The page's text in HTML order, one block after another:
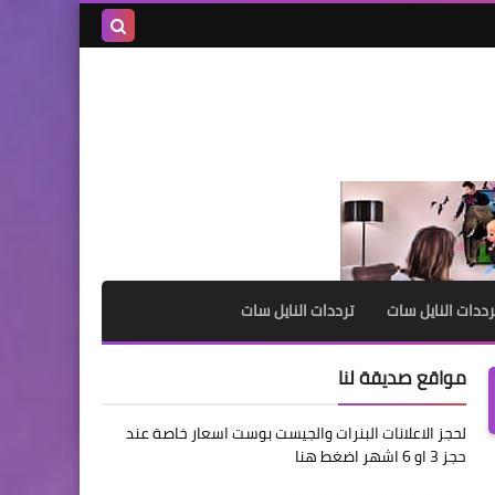
النايل سات ترددات النايل سات
مواقع صديقة لنا
لحجز الاعلانات البنرات والجيست بوست اسعار خاصة عند
حجز 3 او 6 اشهر اضغط هنا